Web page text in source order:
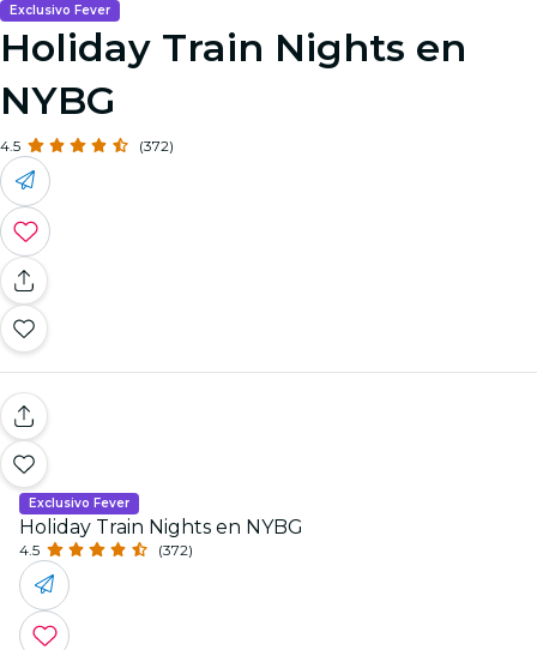
Exclusivo Fever
Holiday Train Nights en
NYBG
4.5 (372)
Exclusivo Fever
Holiday Train Nights en NYBG
4.5 (372)